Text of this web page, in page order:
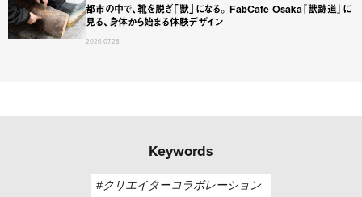
都市の中で、靴を脱ぎ「獣」になる。 FabCafe Osaka『獣跡道』に
見る、身体から始まる体験デザイン
2026.07.28
Keywords
#クリエイターコラボレーション